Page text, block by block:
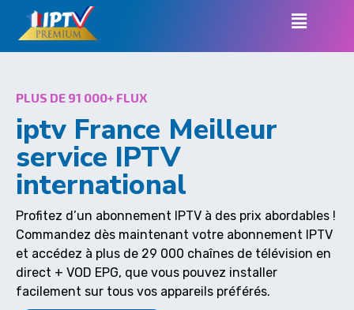
PLUS DE 91 000+ FLUX
iptv France Meilleur
service IPTV
international
Profitez d’un abonnement IPTV à des prix abordables !
Commandez dès maintenant votre abonnement IPTV
et accédez à plus de 29 000 chaînes de télévision en
direct + VOD EPG, que vous pouvez installer
facilement sur tous vos appareils préférés.